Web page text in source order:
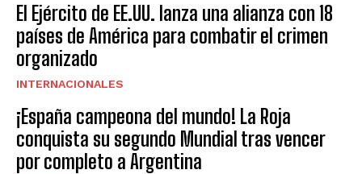
El Ejército de EE.UU. lanza una alianza con 18
países de América para combatir el crimen
organizado
INTERNACIONALES
¡España campeona del mundo! La Roja
conquista su segundo Mundial tras vencer
por completo a Argentina